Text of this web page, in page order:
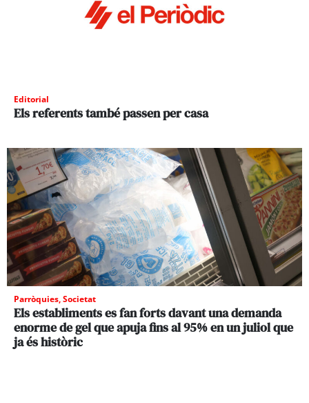
Editorial
Els referents també passen per casa
Parròquies,Societat
Els establiments es fan forts davant una demanda
enorme de gel que apuja fins al 95% en un juliol que
ja és històric